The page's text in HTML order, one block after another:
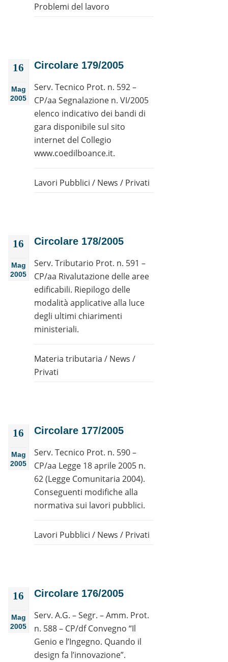
Problemi del lavoro
16
Mag
2005
Circolare 179/2005
Serv. Tecnico Prot. n. 592 –
CP/aa Segnalazione n. VI/2005
elenco indicativo dei bandi di
gara disponibile sul sito
internet del Collegio
www.coedilboance.it.
Lavori Pubblici / News / Privati
16
Mag
2005
Circolare 178/2005
Serv. Tributario Prot. n. 591 –
CP/aa Rivalutazione delle aree
edificabili. Riepilogo delle
modalità applicative alla luce
degli ultimi chiarimenti
ministeriali.
Materia tributaria / News /
Privati
16
Mag
2005
Circolare 177/2005
Serv. Tecnico Prot. n. 590 –
CP/aa Legge 18 aprile 2005 n.
62 (Legge Comunitaria 2004).
Conseguenti modifiche alla
normativa sui lavori pubblici.
Lavori Pubblici / News / Privati
16
Mag
2005
Circolare 176/2005
Serv. A.G. – Segr. – Amm. Prot.
n. 588 – CP/df Convegno “Il
Genio e l’Ingegno. Quando il
design fa l’innovazione”.